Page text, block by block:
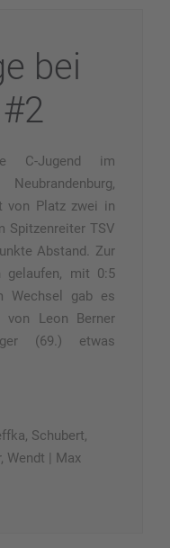
bei
C-Jugend im
von Platz zwei in
Spitzenreiter TSV
Abstand. Zur
gelaufen, mit 0:5
Wechsel gab es
von Leon Berner
(69.) etwas
Schubert,
Wendt | Max